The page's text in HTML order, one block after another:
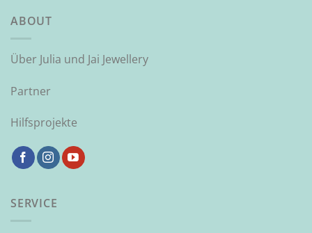
ABOUT
Über Julia und Jai Jewellery
Partner
Hilfsprojekte
SERVICE